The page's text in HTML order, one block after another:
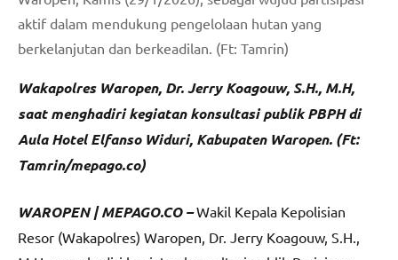
aktif dalam mendukung pengelolaan hutan yang
berkelanjutan dan berkeadilan. (Ft: Tamrin)
Wakapolres Waropen, Dr. Jerry Koagouw, S.H., M.H,
saat menghadiri kegiatan konsultasi publik PBPH di
Aula Hotel Elfanso Widuri, Kabupaten Waropen. (Ft:
Tamrin/mepago.co)
WAROPEN | MEPAGO.CO – Wakil Kepala Kepolisian
Resor (Wakapolres) Waropen, Dr. Jerry Koagouw, S.H.,